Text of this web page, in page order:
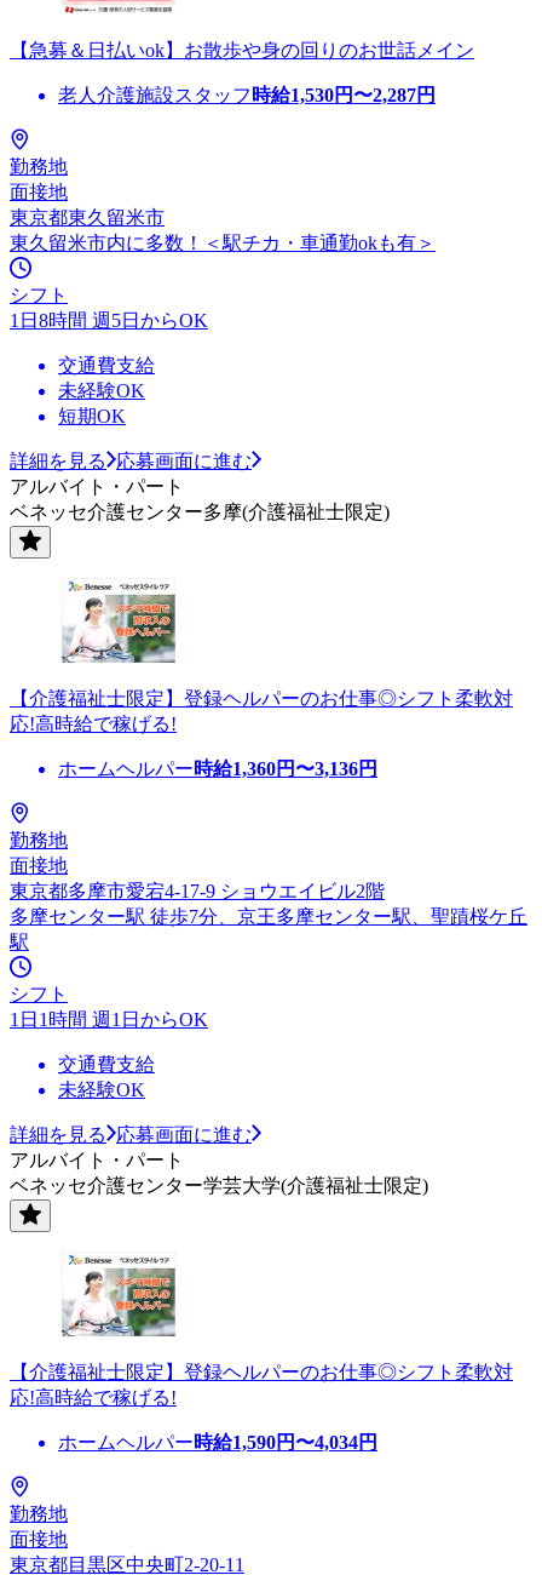
【急募＆日払いok】お散歩や身の回りのお世話メイン
老人介護施設スタッフ 時給1,530円〜2,287円
勤務地
面接地
東京都東久留米市
東久留米市内に多数！＜駅チカ・車通勤okも有＞
シフト
1日8時間 週5日からOK
交通費支給
未経験OK
短期OK
詳細を見る
応募画面に進む
アルバイト・パート
ベネッセ介護センター多摩(介護福祉士限定)
【介護福祉士限定】登録ヘルパーのお仕事◎シフト柔軟対
応!高時給で稼げる!
ホームヘルパー時給1,360円〜3,136円
勤務地
面接地
東京都多摩市愛宕4-17-9 ショウエイビル2階
多摩センター駅 徒歩7分、京王多摩センター駅、聖蹟桜ケ丘
駅
シフト
1日1時間 週1日からOK
交通費支給
未経験OK
詳細を見る
応募画面に進む
アルバイト・パート
ベネッセ介護センター学芸大学(介護福祉士限定)
【介護福祉士限定】登録ヘルパーのお仕事◎シフト柔軟対
応!高時給で稼げる!
ホームヘルパー時給1,590円〜4,034円
勤務地
面接地
東京都目黒区中央町2-20-11